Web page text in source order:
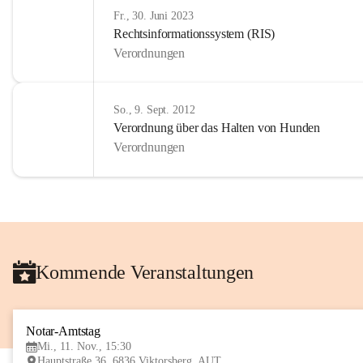
Fr., 30. Juni 2023
Rechtsinformationssystem (RIS)
Verordnungen
So., 9. Sept. 2012
Verordnung über das Halten von Hunden
Verordnungen
Kommende Veranstaltungen
Notar-Amtstag
Mi., 11. Nov., 15:30